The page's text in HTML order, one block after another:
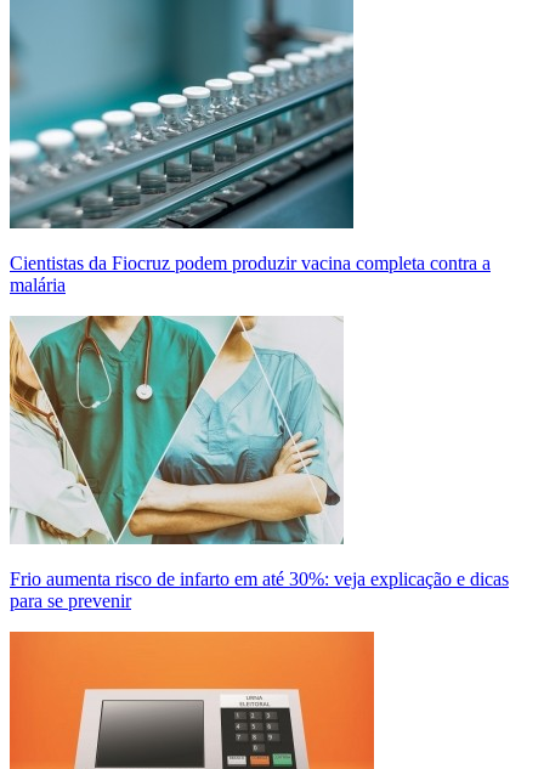
Cientistas da Fiocruz podem produzir vacina completa contra a
malária
Frio aumenta risco de infarto em até 30%: veja explicação e dicas
para se prevenir